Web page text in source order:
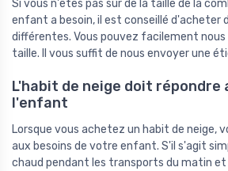
Si vous n'êtes pas sûr de la taille de la
enfant a besoin, il est conseillé d'acheter
différentes. Vous pouvez facilement
taille. Il vous suffit de nous envoyer une
L'habit de neige doit répondre
l'enfant
Lorsque vous achetez un habit de neige,
aux besoins de votre enfant. S'il s'agit
chaud pendant les transports du matin et